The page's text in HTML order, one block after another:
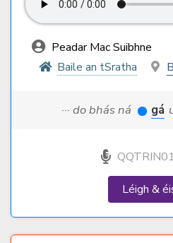
Peadar Mac Suibhne
Baile an tSratha
··· do bhás ná gá
Léigh &